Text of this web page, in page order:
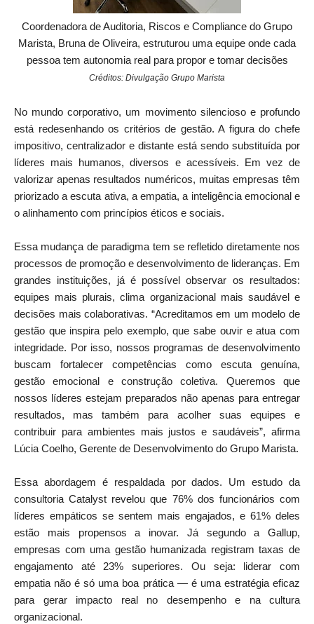
Coordenadora de Auditoria, Riscos e Compliance do Grupo
Marista, Bruna de Oliveira, estruturou uma equipe onde cada
pessoa tem autonomia real para propor e tomar decisões
Créditos: Divulgação Grupo Marista
No mundo corporativo, um movimento silencioso e profundo
está redesenhando os critérios de gestão. A figura do chefe
impositivo, centralizador e distante está sendo substituída por
líderes mais humanos, diversos e acessíveis. Em vez de
valorizar apenas resultados numéricos, muitas empresas têm
priorizado a escuta ativa, a empatia, a inteligência emocional e
o alinhamento com princípios éticos e sociais.
Essa mudança de paradigma tem se refletido diretamente nos
processos de promoção e desenvolvimento de lideranças. Em
grandes instituições, já é possível observar os resultados:
equipes mais plurais, clima organizacional mais saudável e
decisões mais colaborativas. “Acreditamos em um modelo de
gestão que inspira pelo exemplo, que sabe ouvir e atua com
integridade. Por isso, nossos programas de desenvolvimento
buscam fortalecer competências como escuta genuína,
gestão emocional e construção coletiva. Queremos que
nossos líderes estejam preparados não apenas para entregar
resultados, mas também para acolher suas equipes e
contribuir para ambientes mais justos e saudáveis”, afirma
Lúcia Coelho, Gerente de Desenvolvimento do Grupo Marista.
Essa abordagem é respaldada por dados. Um estudo da
consultoria Catalyst revelou que 76% dos funcionários com
líderes empáticos se sentem mais engajados, e 61% deles
estão mais propensos a inovar. Já segundo a Gallup,
empresas com uma gestão humanizada registram taxas de
engajamento até 23% superiores. Ou seja: liderar com
empatia não é só uma boa prática — é uma estratégia eficaz
para gerar impacto real no desempenho e na cultura
organizacional.